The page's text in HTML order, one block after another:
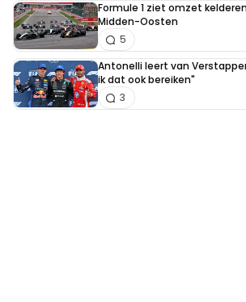
Formule 1 ziet omzet
Midden-Oosten
5
Antonelli leert van
ik dat ook bereiken"
3